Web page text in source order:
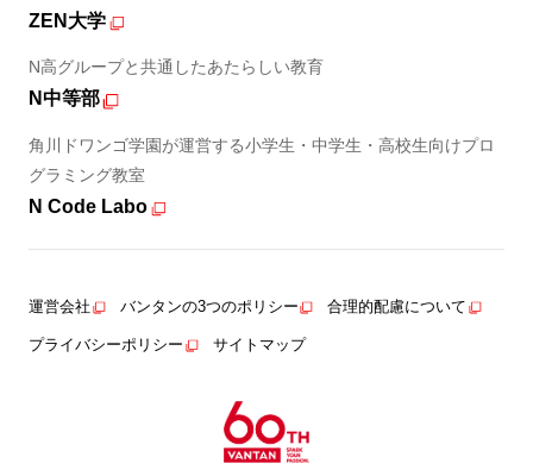
ZEN大学
N高グループと共通したあたらしい教育
N中等部
角川ドワンゴ学園が運営する小学生・中学生・高校生向けプロ
グラミング教室
N Code Labo
運営会社 バンタンの3つのポリシー 合理的配慮について
プライバシーポリシー サイトマップ